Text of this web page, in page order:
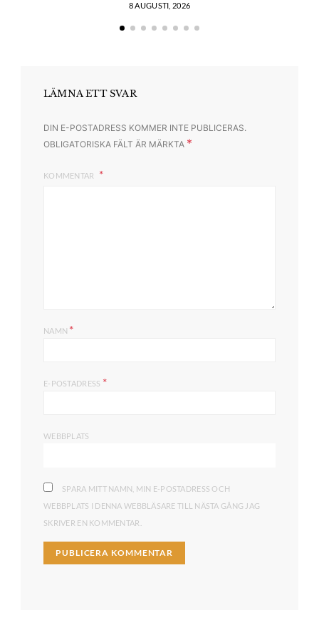
8 AUGUSTI, 2026
LÄMNA ETT SVAR
DIN E-POSTADRESS KOMMER INTE PUBLICERAS.
OBLIGATORISKA FÄLT ÄR MÄRKTA *
KOMMENTAR
NAMN *
E-POSTADRESS *
WEBBPLATS
SPARA MITT NAMN, MIN E-POSTADRESS OCH
WEBBPLATS I DENNA WEBBLÄSARE TILL NÄSTA GÅNG JAG
SKRIVER EN KOMMENTAR.